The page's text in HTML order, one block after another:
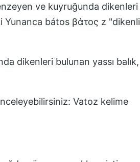
ve kuyruğunda dikenleri
Yunanca bátos βάτος z "dikenli
dikenleri bulunan yassı balık,
Vatoz kelime